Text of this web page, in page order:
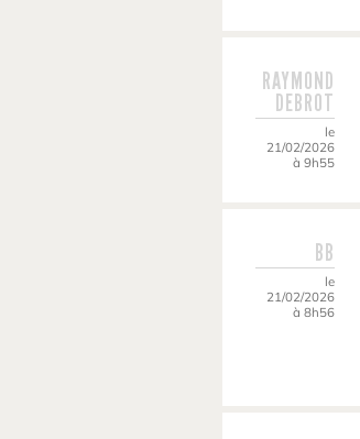
RAYMOND
DEBROT
le
21/02/2026
à 9h55
BB
le
21/02/2026
à 8h56